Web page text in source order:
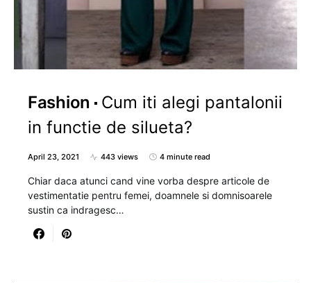
Fashion
Cum iti alegi pantalonii
in functie de silueta?
April 23, 2021 443 views 4 minute read
Chiar daca atunci cand vine vorba despre articole de
vestimentatie pentru femei, doamnele si domnisoarele
sustin ca indragesc…